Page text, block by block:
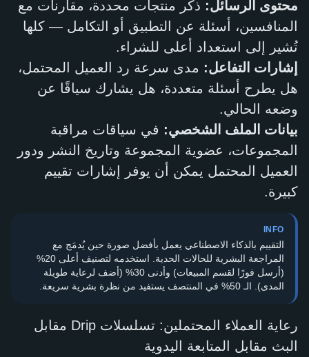
محتوى الرسائل: ذكر منتجات محددة، مقارنات مع
المنافسين، أسئلة عن التطبيق أو التكامل — كلها
تُشير إلى استعداد أعلى للشراء.
إشارات التفاعل: مدى سرعة رد العميل المحتمل،
هل يطرح أسئلة متعددة، هل يشارك سياقًا عن
وضعه الحالي.
بيانات الملف الشخصي: في سياقات مراقبة
المجموعات، عضوية المجموعة وتاريخ النشر ودور
العميل المحتمل يمكن أن يوفر إشارات تقييم
كبيرة.
INFO
التقييم بالذكاء الاصطناعي يعمل بأفضل صورة حين يُدمَج مع
المراجعة البشرية للحالات الحدية. استخدمه لتصنيف أعلى 20%
(أرسل فورًا لقسم المبيعات) وأدنى 30% (أضف لرعاية طويلة
المدى). الـ 50% في المنتصف يستفيد من نظرة بشرية سريعة.
رعاية العملاء المحتملين: تسلسلات Drip مقابل
البث مقابل المتابعة اليدوية